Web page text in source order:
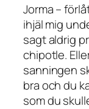
Jorma –
ihjäl mig
sagt aldrig
chipotle.
sanningen
bra och du
som du